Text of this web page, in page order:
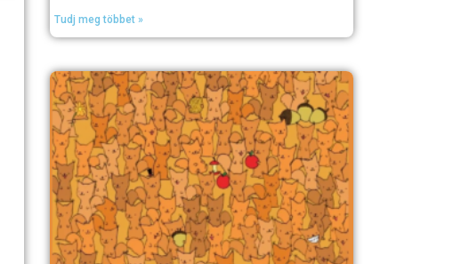
Tudj meg többet »